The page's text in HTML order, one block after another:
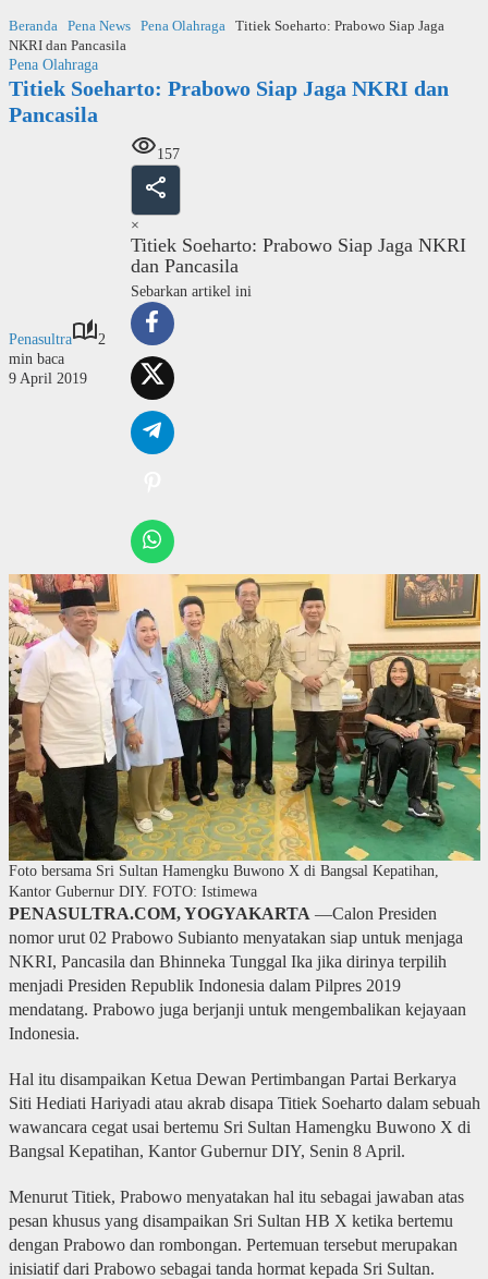
ke
konten
Beranda Pena News Pena Olahraga
Titiek Soeharto: Prabowo Siap Jaga
NKRI dan Pancasila
Pena Olahraga
Titiek Soeharto: Prabowo Siap Jaga NKRI dan
Pancasila
Penasultra
2
min baca
9 April 2019
157
×
Titiek Soeharto: Prabowo Siap Jaga NKRI
dan Pancasila
Sebarkan artikel ini
Foto bersama Sri Sultan Hamengku Buwono X di Bangsal Kepatihan,
Kantor Gubernur DIY. FOTO: Istimewa
PENASULTRA.COM, YOGYAKARTA —Calon Presiden
nomor urut 02 Prabowo Subianto menyatakan siap untuk menjaga
NKRI, Pancasila dan Bhinneka Tunggal Ika jika dirinya terpilih
menjadi Presiden Republik Indonesia dalam Pilpres 2019
mendatang. Prabowo juga berjanji untuk mengembalikan kejayaan
Indonesia.
Hal itu disampaikan Ketua Dewan Pertimbangan Partai Berkarya
Siti Hediati Hariyadi atau akrab disapa Titiek Soeharto dalam sebuah
wawancara cegat usai bertemu Sri Sultan Hamengku Buwono X di
Bangsal Kepatihan, Kantor Gubernur DIY, Senin 8 April.
Menurut Titiek, Prabowo menyatakan hal itu sebagai jawaban atas
pesan khusus yang disampaikan Sri Sultan HB X ketika bertemu
dengan Prabowo dan rombongan. Pertemuan tersebut merupakan
inisiatif dari Prabowo sebagai tanda hormat kepada Sri Sultan.